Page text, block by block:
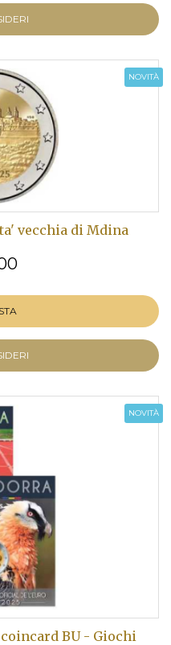
NOVITÀ
vecchia di Mdina
NOVITÀ
BU - Giochi